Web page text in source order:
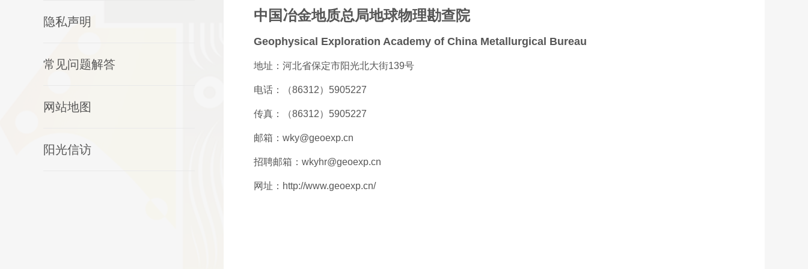
隐私声明
常见问题解答
网站地图
阳光信访
中国冶金地质总局地球物理勘查院
Geophysical Exploration Academy of China Metallurgical Bureau
地址：河北省保定市阳光北大街139号
电话：（86312）5905227
传真：（86312）5905227
邮箱：wky@geoexp.cn
招聘邮箱：wkyhr@geoexp.cn
网址：http://www.geoexp.cn/